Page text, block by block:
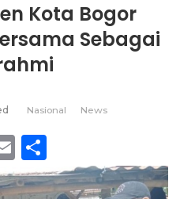
Kota Bogor
Sebagai
Nasional News
Email